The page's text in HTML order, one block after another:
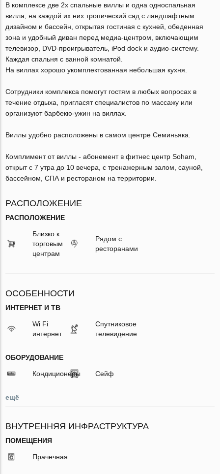
В комплексе две 2х спальные виллы и одна односпальная
вилла, на каждой их них тропический сад с ландшафтным
дизайном и бассейн, открытая гостиная с кухней, обеденная
зона и удобный диван перед медиа-центром, включающим
телевизор, DVD-проигрыватель, iPod dock и аудио-систему.
Каждая спальня с ванной комнатой.
На виллах хорошо укомплектованная небольшая кухня.
Сотрудники комплекса помогут гостям в любых вопросах в
течение отдыха, пригласят специалистов по массажу или
организуют барбекю-ужин на виллах.
Виллы удобно расположены в самом центре Семиньяка.
Комплимент от виллы - абонемент в фитнес центр Soham,
открыт с 7 утра до 10 вечера, с тренажерным залом, сауной,
бассейном, СПА и рестораном на территории.
РАСПОЛОЖЕНИЕ
РАСПОЛОЖЕНИЕ
Близко к
торговым
центрам
Рядом с
ресторанами
ОСОБЕННОСТИ
ИНТЕРНЕТ И ТВ
Wi Fi
интернет
Спутниковое
телевидение
ОБОРУДОВАНИЕ
Кондиционеры Сейф
ещё
ВНУТРЕННЯЯ ИНФРАСТРУКТУРА
ПОМЕЩЕНИЯ
Прачечная